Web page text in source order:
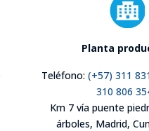
Planta
Teléfono:(+57) 311
310 806
Km 7 vía puente
árboles, Madrid,